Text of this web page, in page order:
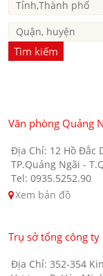
Tìm kiếm
Văn phòng Quảng
Địa Chỉ: 12 Hồ Đắc
TP.Quảng Ngãi -
Tel: 0935.5252.90
Xem bản đồ
Trụ sở tổng công ty
Địa Chỉ: 352-354